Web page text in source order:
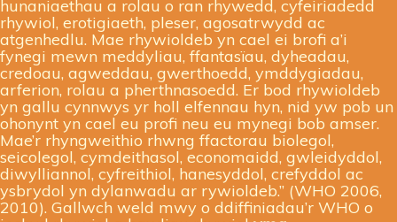
hunaniaethau a rolau o ran rhywedd, cyfeiriadedd
rhywiol, erotigiaeth, pleser, agosatrwydd ac
atgenhedlu. Mae rhywioldeb yn cael ei brofi a’i
fynegi mewn meddyliau, ffantasïau, dyheadau,
credoau, agweddau, gwerthoedd, ymddygiadau,
arferion, rolau a pherthnasoedd. Er bod rhywioldeb
yn gallu cynnwys yr holl elfennau hyn, nid yw pob un
ohonynt yn cael eu profi neu eu mynegi bob amser.
Mae’r rhyngweithio rhwng ffactorau biolegol,
seicolegol, cymdeithasol, economaidd, gwleidyddol,
diwylliannol, cyfreithiol, hanesyddol, crefyddol ac
ysbrydol yn dylanwadu ar rywioldeb.” (WHO 2006,
2010). Gallwch weld mwy o ddiffiniadau’r WHO o